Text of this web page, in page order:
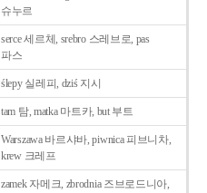
슈누르
serce 세르체, srebro 스레브로, pas
파스
ślepy 실레피, dziś 지시
tam 탐, matka 마트카, but 부트
Warszawa 바르샤바, piwnica 피브니차,
krew 크레프
zamek 자메크, zbrodnia 즈브로드니아,